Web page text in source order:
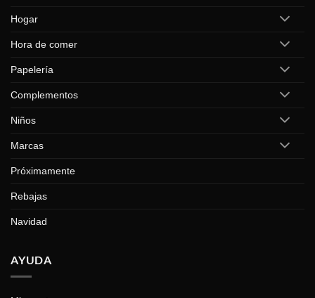
Hogar
Hora de comer
Papelería
Complementos
Niños
Marcas
Próximamente
Rebajas
Navidad
AYUDA